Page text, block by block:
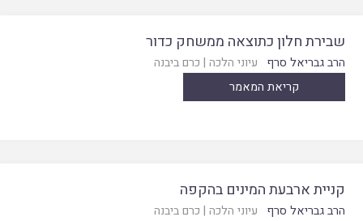
שבירת חלון כתוצאה ממשחק כדור
הרב גבריאל סרף עיוני הלכה | כרם ביבנה
קריאת המאמר
קניית ארבעת המינים בהקפה
הרב גבריאל סרף עיוני הלכה | כרם ביבנה